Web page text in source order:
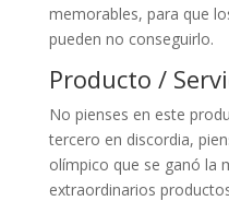
memorables, para que
pueden no conseguirlo.
Producto /
No pienses en este
tercero en discordia,
olímpico que se ganó la
extraordinarios